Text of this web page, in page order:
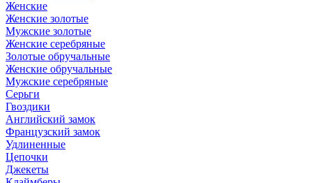
Женские
Женские золотые
Мужские золотые
Женские серебряные
Золотые обручальные
Женские обручальные
Мужские серебряные
Серьги
Гвоздики
Английский замок
Французский замок
Удлиненные
Цепочки
Джекеты